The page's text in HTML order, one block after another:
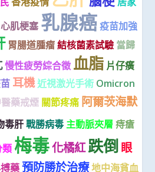
心肌梗塞 乳腺癌 疫苗加強
胃腸道腫瘤 結核菌素試驗 當歸
慢性疲勞綜合徵 血脂 片仔癀
耳機近視激光手術 Omicron
藥戒煙 關節疼痛 阿爾茨海默
毒肝 戰勝病毒 主動脈夾層 痔瘡
類 梅毒化橘紅跌倒眼
藥 預防勝於治療地中海貧血